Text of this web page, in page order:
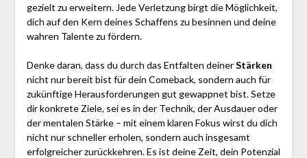
gezielt zu erweitern. Jede Verletzung birgt die Möglichkeit,
dich auf den Kern deines Schaffens zu besinnen und deine
wahren Talente zu fördern.
Denke daran, dass du durch das Entfalten deinerStärken
nicht nur bereit bist für dein Comeback, sondern auch für
zukünftige Herausforderungen gut gewappnet bist. Setze
dir konkrete Ziele, sei es in der Technik, der Ausdauer oder
der mentalen Stärke – mit einem klaren Fokus wirst du dich
nicht nur schneller erholen, sondern auch insgesamt
erfolgreicher zurückkehren. Es ist deine Zeit, dein Potenzial